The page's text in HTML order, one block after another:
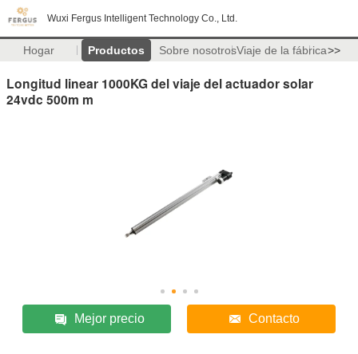
Wuxi Fergus Intelligent Technology Co., Ltd.
Hogar Productos Sobre nosotrosViaje de la fábrica>>
Longitud linear 1000KG del viaje del actuador solar
24vdc 500m m
Mejor precio Contacto